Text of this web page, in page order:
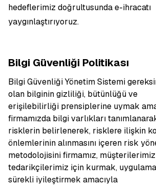
hedeflerimiz doğrultusunda e-ihracatı
yaygınlaştırıyoruz.
Bilgi Güvenliği Politikası
Bilgi Güvenliği Yönetim Sistemi
olan bilginin gizliliği, bütünlüğü ve
erişilebilirliği prensiplerine uymak
firmamızda bilgi varlıkları
risklerin belirlenerek, risklere ilişkin
önlemlerinin alınmasını içeren risk
metodolojisini firmamız,
tedarikçilerimiz için kurmak,
sürekli iyileştirmek amacıyla